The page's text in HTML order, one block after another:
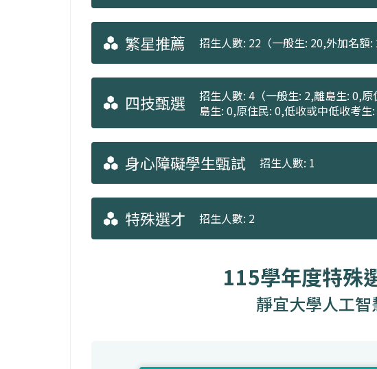
繁星推薦 招生人數: 22（一般生: 20,外加名額:
四技甄選
招生人數: 4（一般生: 2,離島生: 0,
島生: 0,原住民: 0,低收或中低收考生:
身心障礙學生甄試 招生人數: 1
特殊選才 招生人數: 2
115學年度特殊
靜宜大學人工智